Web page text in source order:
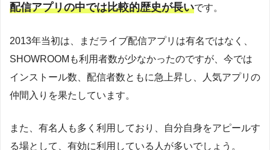
配信アプリの中では比較的歴史が長いです。
2013年当初は、まだライブ配信アプリは有名ではなく、
SHOWROOMも利用者数が少なかったのですが、今では
インストール数、配信者数ともに急上昇し、人気アプリの
仲間入りを果たしています。
また、有名人も多く利用しており、自分自身をアピールす
る場として、有効に利用している人が多いでしょう。